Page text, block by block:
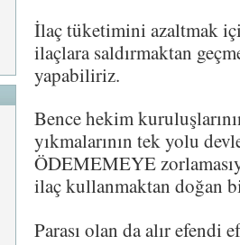
İlaç tüketimini azaltmak
ilaçlara saldırmaktan
yapabiliriz.
Bence hekim
yıkmalarının tek yolu
ÖDEMEMEYE
ilaç kullanmaktan doğan
Parası olan da alır efendi